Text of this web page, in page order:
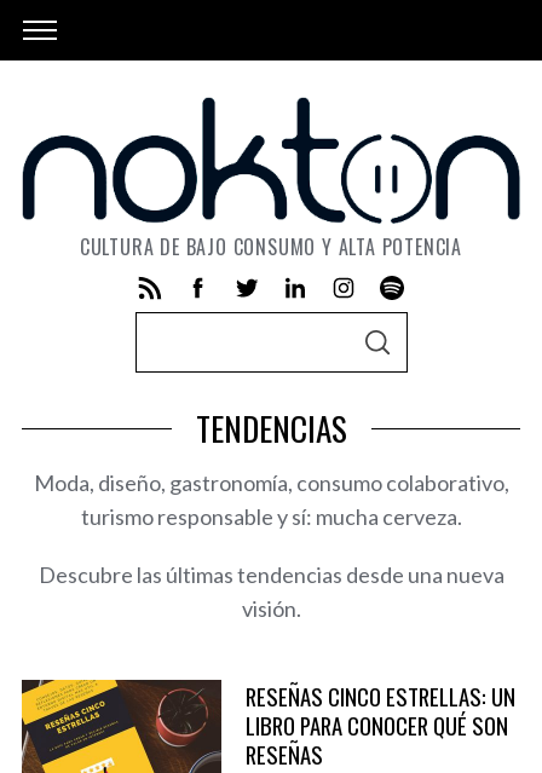
CULTURA DE BAJO CONSUMO Y ALTA POTENCIA
r
h
f
o
S
H
TENDENCIAS
Moda, diseño, gastronomía, consumo colaborativo,
turismo responsable y sí: mucha cerveza.
Descubre las últimas tendencias desde una nueva
visión.
RESEÑAS CINCO ESTRELLAS: UN
LIBRO PARA CONOCER QUÉ SON
RESEÑAS